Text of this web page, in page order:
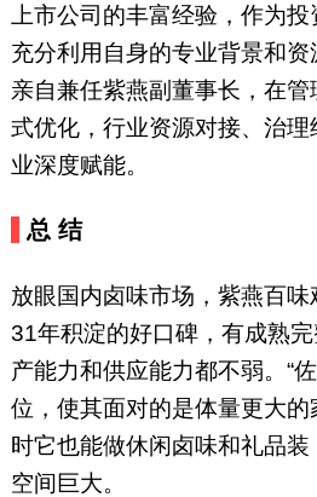
上市公司的丰富经验，作为
充分利用自身的专业背景和
亲自兼任紫燕副董事长，在
式优化，行业资源对接、治
业深度赋能。
总 结
放眼国内卤味市场，紫燕百
31年积淀的好口碑，有成熟
产能力和供应能力都不弱。“
位，使其面对的是体量更大
时它也能做休闲卤味和礼品
空间巨大。